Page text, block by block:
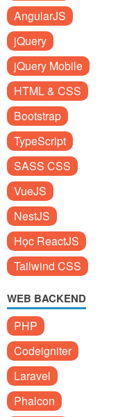
AngularJS
jQuery
jQuery Mobile
HTML & CSS
Bootstrap
TypeScript
SASS CSS
VueJS
NestJS
Học ReactJS
Tailwind CSS
WEB BACKEND
PHP
Codeigniter
Laravel
Phalcon